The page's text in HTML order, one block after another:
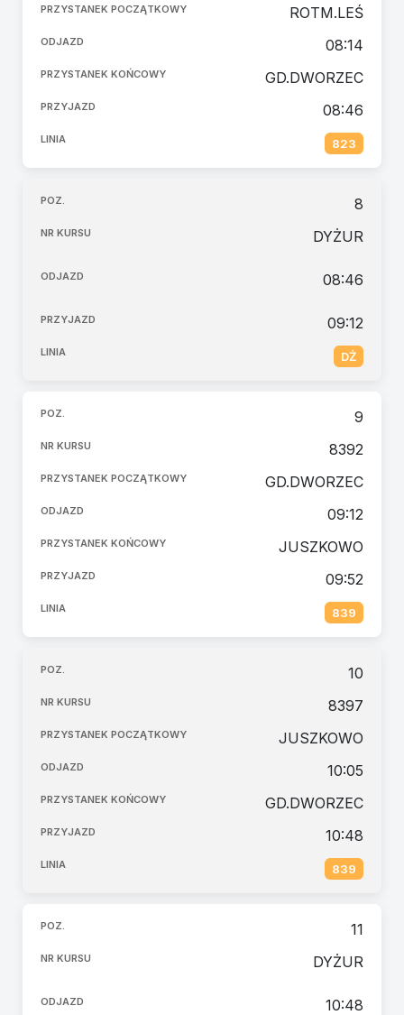
ROTM.LEŚ
08:14
GD.DWORZEC
08:46
823
8
DYŻUR
08:46
09:12
DŻ
9
8392
GD.DWORZEC
09:12
JUSZKOWO
09:52
839
10
8397
JUSZKOWO
10:05
GD.DWORZEC
10:48
839
11
DYŻUR
10:48